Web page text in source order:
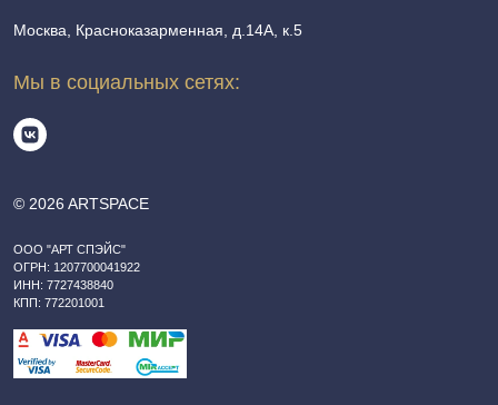
© 2026 ARTSPACE
ООО "АРТ СПЭЙС"
ОГРН: 1207700041922
ИНН: 7727438840
КПП: 772201001
Москва, Красноказарменная, д.14А, к.5
Мы в социальных сетях: